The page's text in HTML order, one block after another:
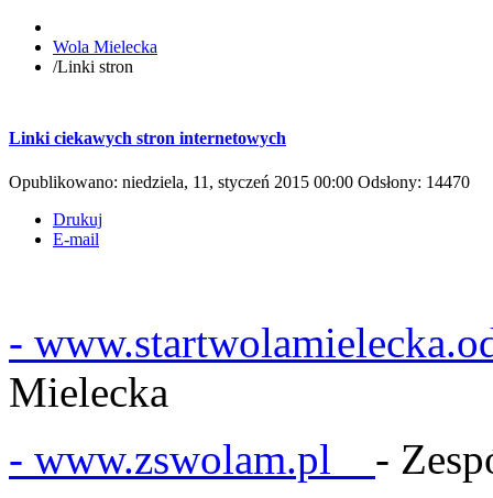
Wola Mielecka
/Linki stron
Linki ciekawych stron internetowych
Opublikowano: niedziela, 11, styczeń 2015 00:00 Odsłony: 14470
Drukuj
E-mail
-
Mielecka
- www.zswolam.pl -